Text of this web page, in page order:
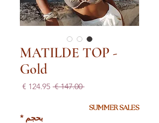
MATILDE TOP -
Gold
‏147.00 €
سعر
سعر
SUMMER SALES
بحجم *